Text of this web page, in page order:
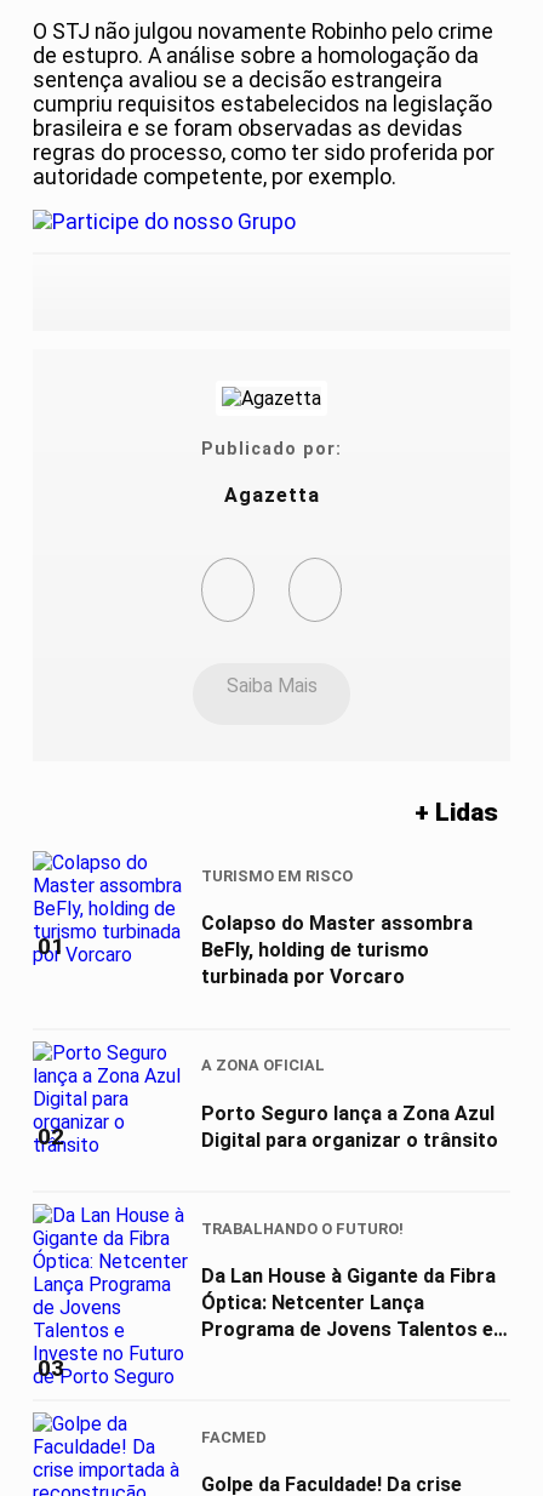
O STJ não julgou novamente Robinho pelo crime
de estupro. A análise sobre a homologação da
sentença avaliou se a decisão estrangeira
cumpriu requisitos estabelecidos na legislação
brasileira e se foram observadas as devidas
regras do processo, como ter sido proferida por
autoridade competente, por exemplo.
Publicado por:
Agazetta
Saiba Mais
+ Lidas
01
TURISMO EM RISCO
Colapso do Master assombra
BeFly, holding de turismo
turbinada por Vorcaro
02
A ZONA OFICIAL
Porto Seguro lança a Zona Azul
Digital para organizar o trânsito
03
TRABALHANDO O FUTURO!
Da Lan House à Gigante da Fibra
Óptica: Netcenter Lança
Programa de Jovens Talentos e
FACMED
Golpe da Faculdade! Da crise